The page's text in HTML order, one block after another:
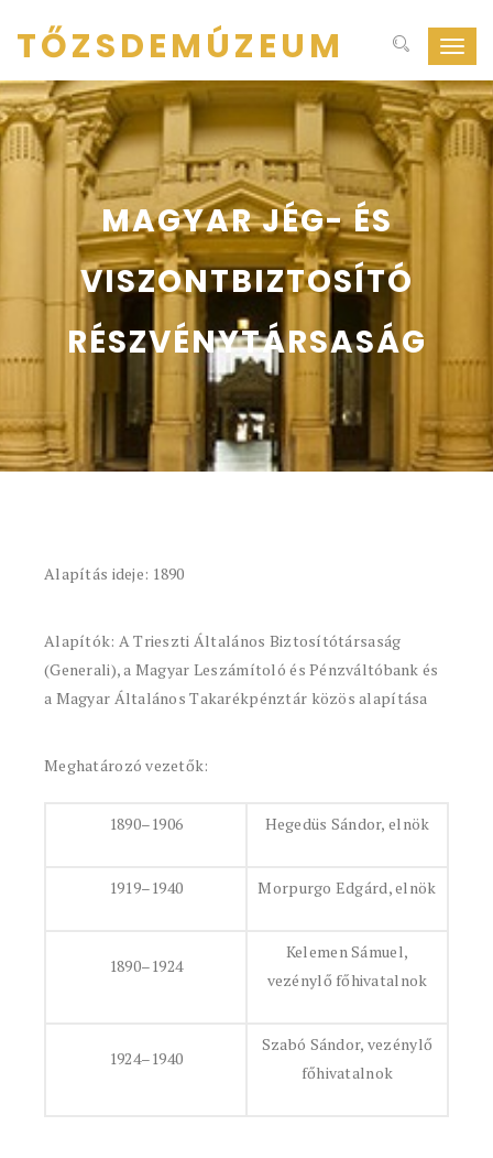
ki-
be
TŐZSDEMÚZEUM
MAGYAR JÉG- ÉS
VISZONTBIZTOSÍTÓ
RÉSZVÉNYTÁRSASÁG
Alapítás ideje: 1890
Alapítók: A Trieszti Általános Biztosítótársaság
(Generali), a Magyar Leszámítoló és Pénzváltóbank és
a Magyar Általános Takarékpénztár közös alapítása
Meghatározó vezetők:
1890–1906 Hegedüs Sándor, elnök
1919–1940 Morpurgo Edgárd, elnök
1890–1924
Kelemen Sámuel,
vezénylő főhivatalnok
1924–1940
Szabó Sándor, vezénylő
főhivatalnok